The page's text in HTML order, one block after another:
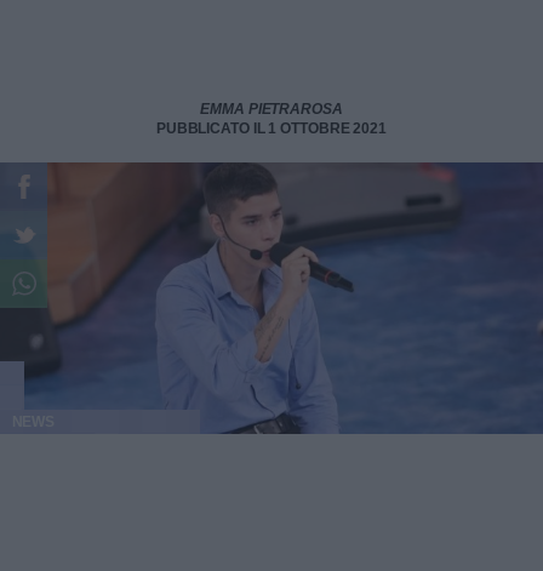
EMMA PIETRAROSA
PUBBLICATO IL 1 OTTOBRE 2021